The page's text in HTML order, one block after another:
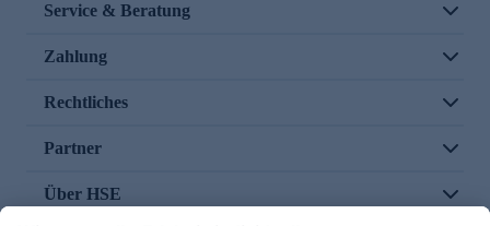
Service & Beratung
Zahlung
Rechtliches
Partner
Über HSE